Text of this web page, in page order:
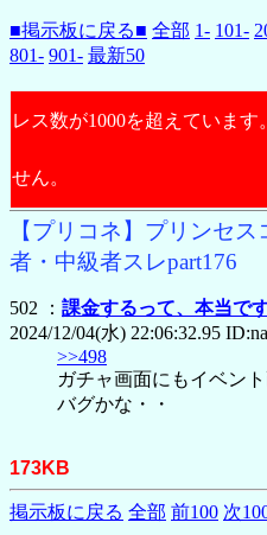
■掲示板に戻る■ 全部 1- 101-
801- 901- 最新50
レス数が1000を超えていま
せん。
【プリコネ】プリンセ
者・中級者スレpart176
502 ： 課金するって、本当で
2024/12/04(水) 22:06:32.95
>>498
ガチャ画面にもイベン
バグかな・・
173KB
掲示板に戻る 全部 前100 次